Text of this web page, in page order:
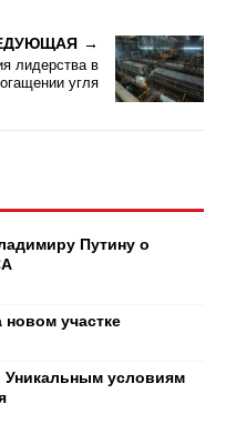
лидерства в
угля
Путину о
новом участке
Уникальным условиям